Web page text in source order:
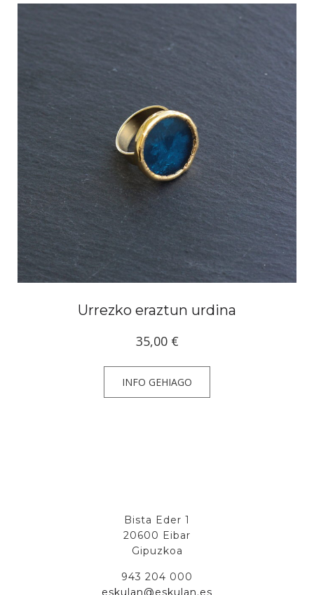
Urrezko eraztun urdina
35,00 €
INFO GEHIAGO
Bista Eder 1
20600 Eibar
Gipuzkoa
943 204 000
eskulan@eskulan.es